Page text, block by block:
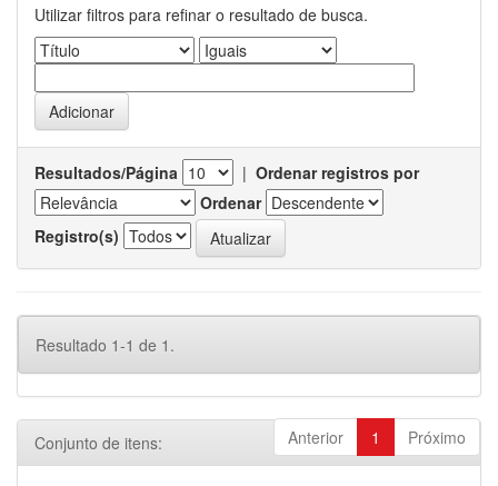
Utilizar filtros para refinar o resultado de busca.
Resultados/Página | Ordenar registros por
Ordenar
Registro(s)
Resultado 1-1 de 1.
Anterior 1 Próximo
Conjunto de itens: